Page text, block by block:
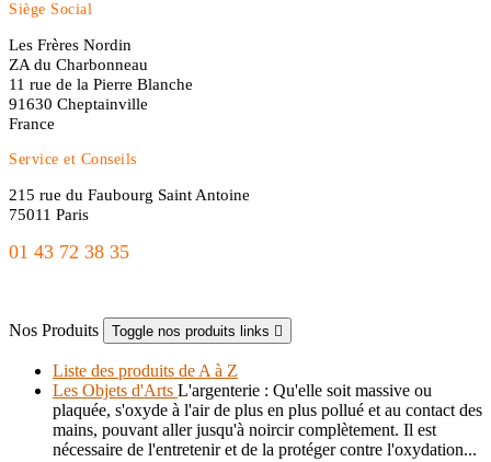
Siège Social
Les Frères Nordin
ZA du Charbonneau
11 rue de la Pierre Blanche
91630 Cheptainville
France
Service et Conseils
215 rue du Faubourg Saint Antoine
75011 Paris
01 43 72 38 35
Nos Produits Toggle nos produits links 
Liste des produits de A à Z
Les Objets d'Arts L'argenterie : Qu'elle soit massive ou
plaquée, s'oxyde à l'air de plus en plus pollué et au contact des
mains, pouvant aller jusqu'à noircir complètement. Il est
nécessaire de l'entretenir et de la protéger contre l'oxydation...